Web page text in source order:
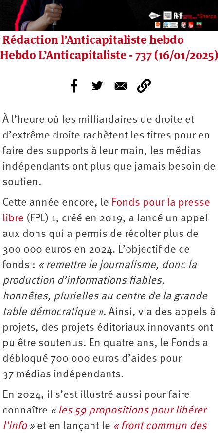
Rédaction l’Anticapitaliste hebdo
Hebdo L’Anticapitaliste - 737 (16/01/2025)
À l’heure où les milliardaires de droite et
d’extrême droite rachètent les titres pour en
faire des supports à leur main, les médias
indépendants ont plus que jamais besoin de
soutien.
Cette année encore, le Fonds pour la presse
libre (FPL) 1, créé en 2019, a lancé un appel
aux dons qui a permis de récolter plus de
300 000 euros en 2024. L’objectif de ce
fonds : « remettre le journalisme, donc la
production d’informations fiables,
honnêtes, plurielles au centre de la grande
table démocratique ». Ainsi, via des appels à
projets, des projets éditoriaux innovants ont
pu être soutenus. En quatre ans, le Fonds a
débloqué 700 000 euros d’aides pour
37 médias indépendants.
En 2024, il s’est illustré aussi pour faire
connaître « les 59 propositions pour libérer
l’info » et en lançant le « front commun des